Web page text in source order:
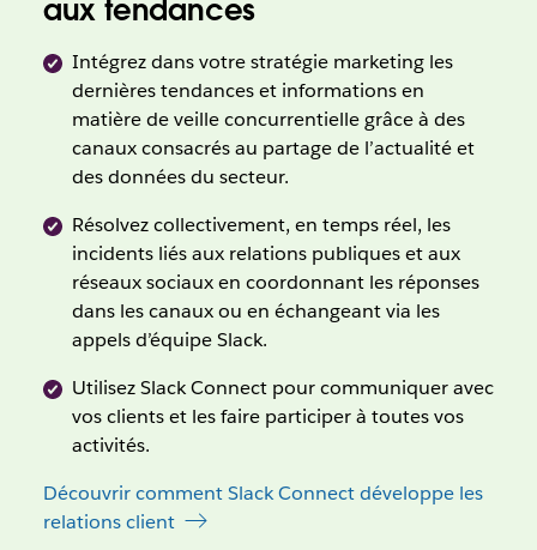
aux tendances
Intégrez dans votre stratégie marketing les
dernières tendances et informations en
matière de veille concurrentielle grâce à des
canaux consacrés au partage de l’actualité et
des données du secteur.
Résolvez collectivement, en temps réel, les
incidents liés aux relations publiques et aux
réseaux sociaux en coordonnant les réponses
dans les canaux ou en échangeant via les
appels d’équipe Slack.
Utilisez Slack Connect pour communiquer avec
vos clients et les faire participer à toutes vos
activités.
Découvrir comment Slack Connect développe les
relations client